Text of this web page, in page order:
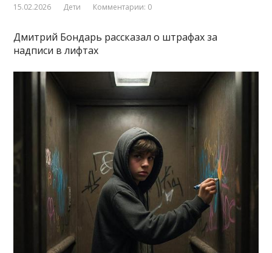
15.02.2026 Дети Комментарии: 0
Дмитрий Бондарь рассказал о штрафах за
надписи в лифтах